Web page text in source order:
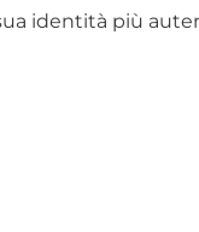
identità più